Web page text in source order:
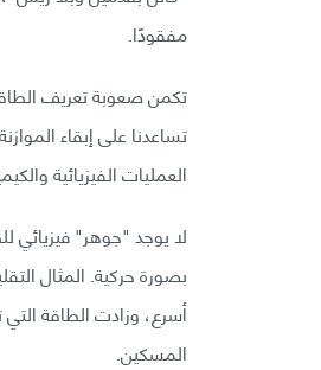
مفقودًا.
تكمن صعوبة تعريف
تساعدنا على إبقاء
العمليات الفيزيائية
لا يوجد "جوهر" فيزيائي
بصورة حركية. المثال
أسرع، وزادت الطاقة
المسكين.